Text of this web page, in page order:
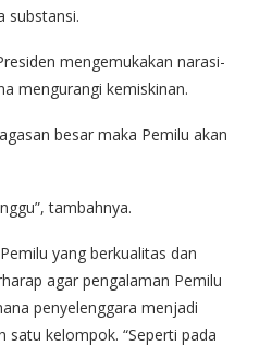
substansi.
mengemukakan narasi-
mengurangi kemiskinan.
besar maka Pemilu akan
tambahnya.
yang berkualitas dan
agar pengalaman Pemilu
penyelenggara menjadi
kelompok. “Seperti pada